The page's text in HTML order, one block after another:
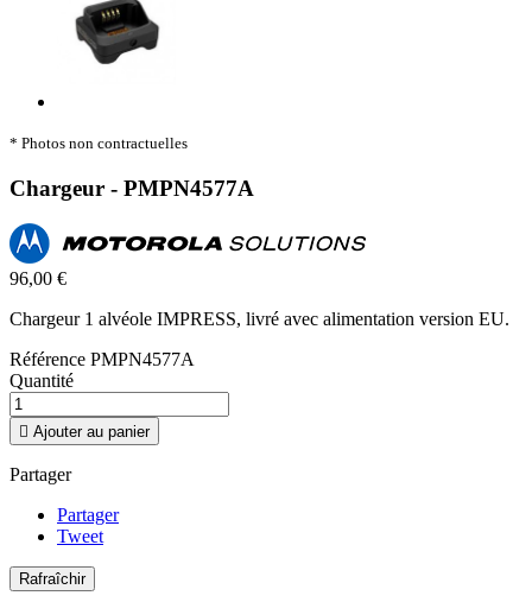
* Photos non contractuelles
Chargeur - PMPN4577A
96,00 €
Chargeur 1 alvéole IMPRESS, livré avec alimentation version EU.
Référence PMPN4577A
Quantité
 Ajouter au panier
Partager
Partager
Tweet